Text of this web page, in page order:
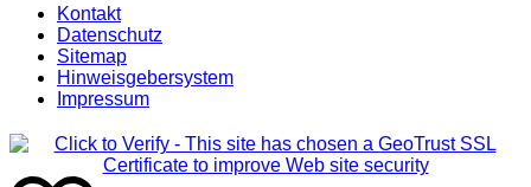
Kontakt
Datenschutz
Sitemap
Hinweisgebersystem
Impressum